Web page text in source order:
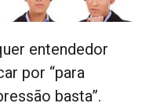
entendedor
por “para
basta”.